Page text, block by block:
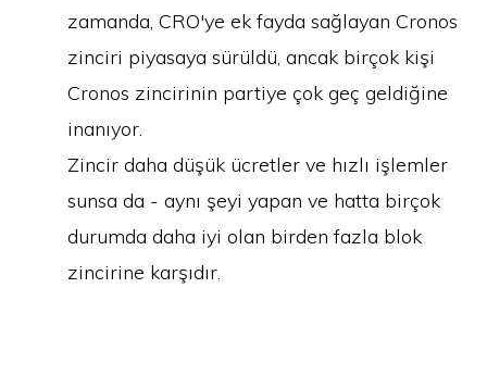
zamanda, CRO'ye ek fayda sağlayan Cronos
zinciri piyasaya sürüldü, ancak birçok kişi
Cronos zincirinin partiye çok geç geldiğine
inanıyor.
Zincir daha düşük ücretler ve hızlı işlemler
sunsa da - aynı şeyi yapan ve hatta birçok
durumda daha iyi olan birden fazla blok
zincirine karşıdır.